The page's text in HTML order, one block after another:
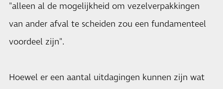
"alleen al de mogelijkheid om vezelverpakkingen
van ander afval te scheiden zou een fundamenteel
voordeel zijn".
Hoewel er een aantal uitdagingen kunnen zijn wat